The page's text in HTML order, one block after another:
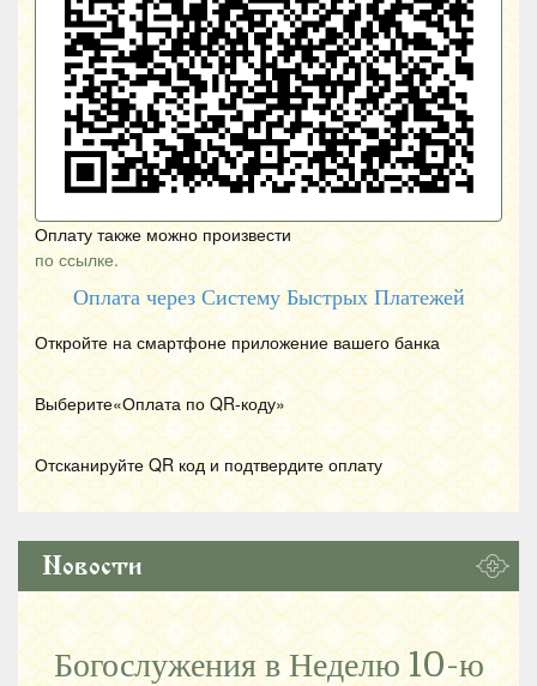
Оплату также можно произвести
по ссылке.
Оплата через Систему Быстрых Платежей
Откройте на смартфоне приложение вашего банка
Выберите«Оплата по QR-коду»
Отсканируйте QR код и подтвердите оплату
Новости
Богослужения в Неделю 10-ю